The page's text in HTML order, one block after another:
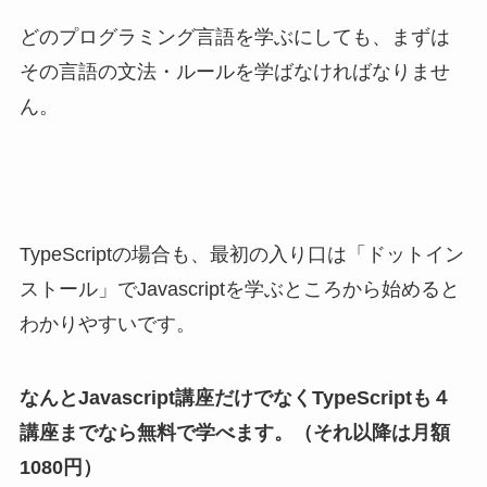
どのプログラミング言語を学ぶにしても、まずは
その言語の文法・ルールを学ばなければなりませ
ん。
TypeScriptの場合も、最初の入り口は「ドットイン
ストール」でJavascriptを学ぶところから始めると
わかりやすいです。
なんとJavascript講座だけでなくTypeScriptも４
講座までなら無料で学べます。（それ以降は月額
1080円）